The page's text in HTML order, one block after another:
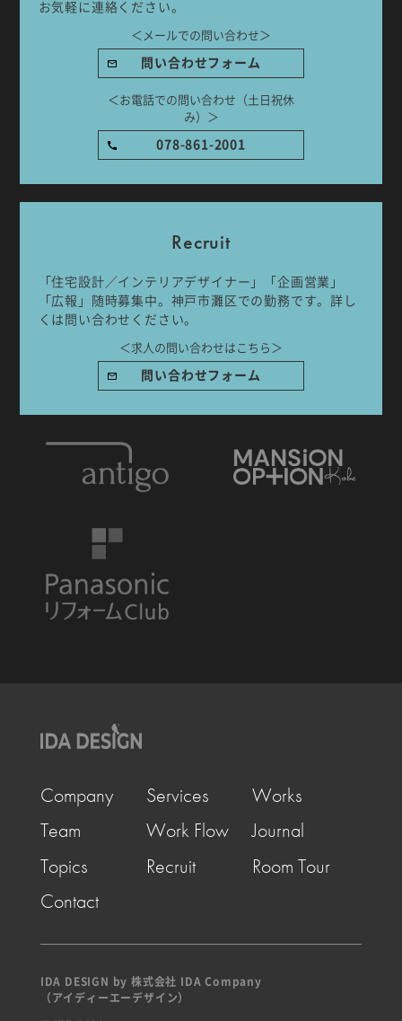
お気軽に連絡ください。
＜メールでの問い合わせ＞
問い合わせフォーム
＜お電話での問い合わせ（土日祝休
み）＞
078-861-2001
Recruit
「住宅設計／インテリアデザイナー」「企画営業」
「広報」随時募集中。神戸市灘区での勤務です。詳し
くは問い合わせください。
＜求人の問い合わせはこちら＞
問い合わせフォーム
Company Services
Works
Team
Work Flow
Journal
Topics
Recruit
Room Tour
Contact
IDA DESIGN by 株式会社 IDA Company
（アイディーエーデザイン）
IDA DESIGN by 株式会社 IDA Company
兵庫県神戸市灘区水道筋6丁目7番18号 NK103ビル1F
TEL.078-861-2001（営業時間：09:00〜17:00 土日祝休み）
Recruit
Room Tour
ご相談はこちらから